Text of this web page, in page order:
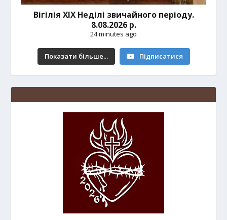
Вігілія ХІХ Неділі звичайного періоду.
8.08.2026 р.
24 minutes ago
Показати більше... Підписатися